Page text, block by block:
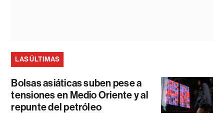
LAS ÚLTIMAS
Bolsas asiáticas suben pese a
tensiones en Medio Oriente y al
repunte del petróleo